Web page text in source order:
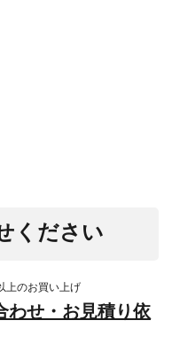
ください
上のお買い上げ
わせ・お見積り依